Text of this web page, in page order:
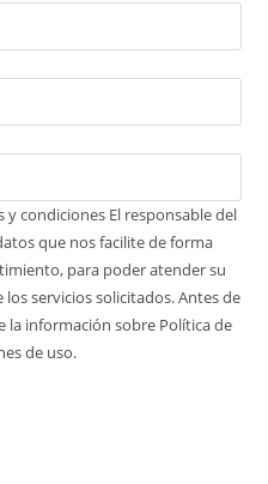
y condiciones El responsable del
que nos facilite de forma
para poder atender su
servicios solicitados. Antes de
la información sobre Política de
de uso.